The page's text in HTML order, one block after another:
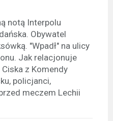
notą Interpolu
Obywatel
"Wpadł" na ulicy
Jak relacjonuje
z Komendy
policjanci,
meczem Lechii